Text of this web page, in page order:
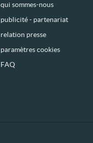
qui sommes-nous
publicité - partenariat
relation presse
paramètres cookies
FAQ